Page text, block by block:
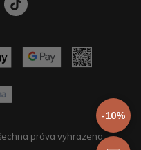
-10%
práva vyhrazena.